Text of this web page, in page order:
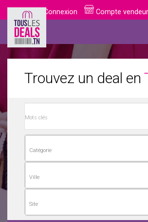
Connexion Compte vendeur
Trouvez un deal en